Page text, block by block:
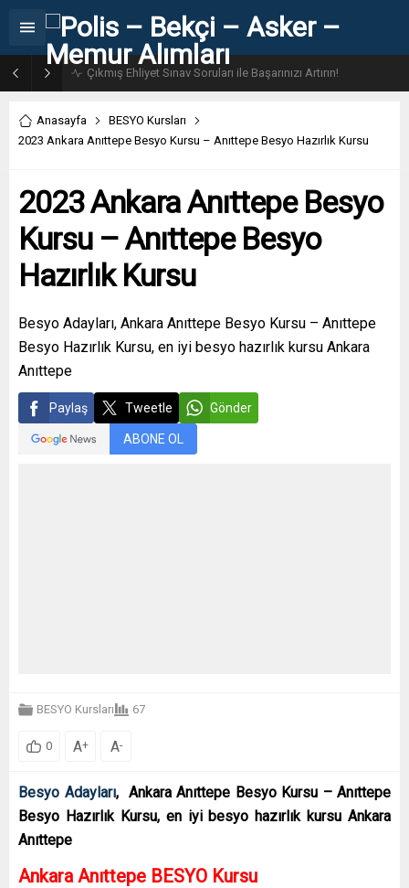
Anasayfa
BESYO Kursları
2023 Ankara Anıttepe Besyo Kursu – Anıttepe Besyo Hazırlık Kursu
2023 Ankara Anıttepe Besyo
Kursu – Anıttepe Besyo
Hazırlık Kursu
Besyo Adayları, Ankara Anıttepe Besyo Kursu – Anıttepe
Besyo Hazırlık Kursu, en iyi besyo hazırlık kursu Ankara
Anıttepe
Paylaş Tweetle Gönder
ABONE OL
BESYO Kursları 67
0 A+ A-
Besyo Adayları,
Ankara Anıttepe Besyo Kursu – Anıttepe
Besyo Hazırlık Kursu, en iyi besyo hazırlık kursu Ankara
Anıttepe
Ankara Anıttepe BESYO Kursu